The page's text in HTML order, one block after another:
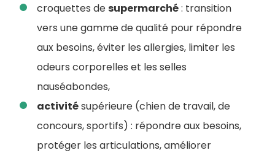
croquettes desupermarché: transition
vers une gamme de qualité pour répondre
aux besoins, éviter les allergies, limiter les
odeurs corporelles et les selles
nauséabondes,
activitésupérieure (chien de travail, de
concours, sportifs) : répondre aux besoins,
protéger les articulations, améliorer